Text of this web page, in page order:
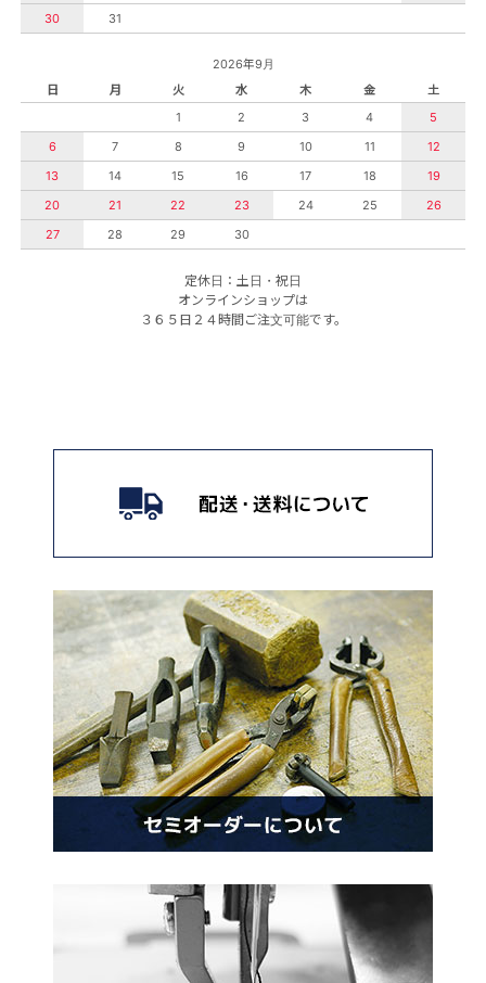
30
31
2026年9月
日
月 火 水 木 金
土
1
2 3 4
5
6
7 8 9 10 11
12
13
14 15 16 17 18
19
20
21 22 23 24 25
26
27
28 29 30
定休日：土日・祝日
オンラインショップは
３６５日２４時間ご注文可能です。